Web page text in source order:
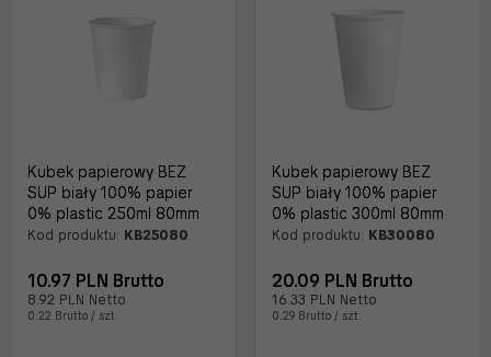
Kubek papierowy BEZ
SUP biały 100% papier
0% plastic 250ml 80mm
Kod produktu: KB25080
10.97 PLN Brutto
8.92 PLN Netto
0.22 Brutto / szt.
Kubek papierowy BEZ
SUP biały 100% papier
0% plastic 300ml 80mm
Kod produktu: KB30080
20.09 PLN Brutto
16.33 PLN Netto
0.29 Brutto / szt.